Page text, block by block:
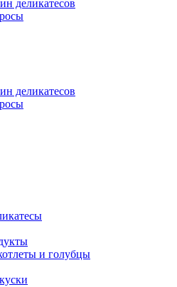
деликатесов
деликатесов
и голубцы